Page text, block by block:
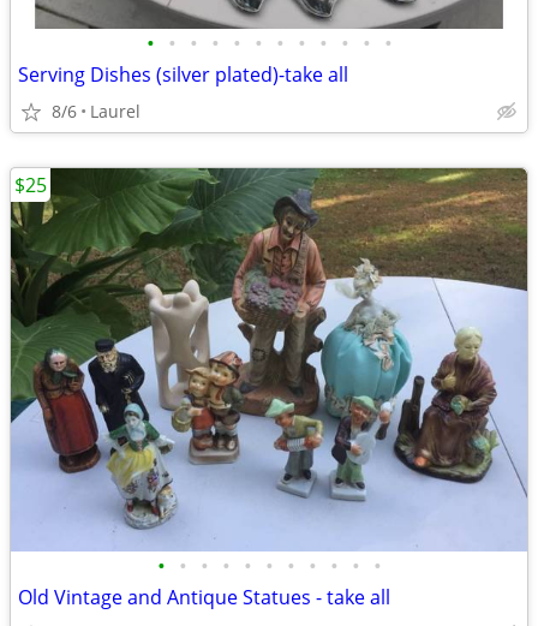
• • • • • • • • • • • •
Serving Dishes (silver plated)-take all
8/6 Laurel
• • • • • • • • • • •
Old Vintage and Antique Statues - take all
$25